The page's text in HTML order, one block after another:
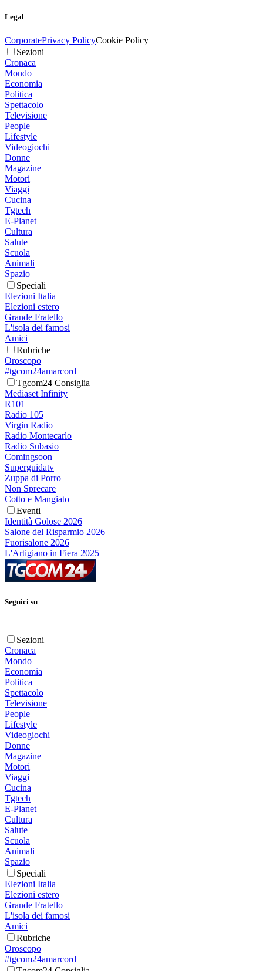
Legal
CorporatePrivacy PolicyCookie Policy
Sezioni
Cronaca
Mondo
Economia
Politica
Spettacolo
Televisione
People
Lifestyle
Videogiochi
Donne
Magazine
Motori
Viaggi
Cucina
Tgtech
E-Planet
Cultura
Salute
Scuola
Animali
Spazio
Speciali
Elezioni Italia
Elezioni estero
Grande Fratello
L'isola dei famosi
Amici
Rubriche
Oroscopo
#tgcom24amarcord
Tgcom24 Consiglia
Mediaset Infinity
R101
Radio 105
Virgin Radio
Radio Montecarlo
Radio Subasio
Comingsoon
Superguidatv
Zuppa di Porro
Non Sprecare
Cotto e Mangiato
Eventi
Identità Golose 2026
Salone del Risparmio 2026
Fuorisalone 2026
L'Artigiano in Fiera 2025
Seguici su
Sezioni
Cronaca
Mondo
Economia
Politica
Spettacolo
Televisione
People
Lifestyle
Videogiochi
Donne
Magazine
Motori
Viaggi
Cucina
Tgtech
E-Planet
Cultura
Salute
Scuola
Animali
Spazio
Speciali
Elezioni Italia
Elezioni estero
Grande Fratello
L'isola dei famosi
Amici
Rubriche
Oroscopo
#tgcom24amarcord